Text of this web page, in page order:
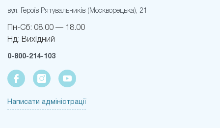
вул. Героїв Рятувальників (Москворецька), 21
Пн-Cб: 08.00 — 18.00
Нд: Вихідний
0-800-214-103
Написати адміністрації